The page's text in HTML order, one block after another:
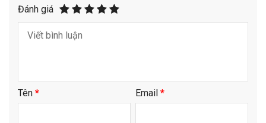
Đánh giá
Tên * Email *